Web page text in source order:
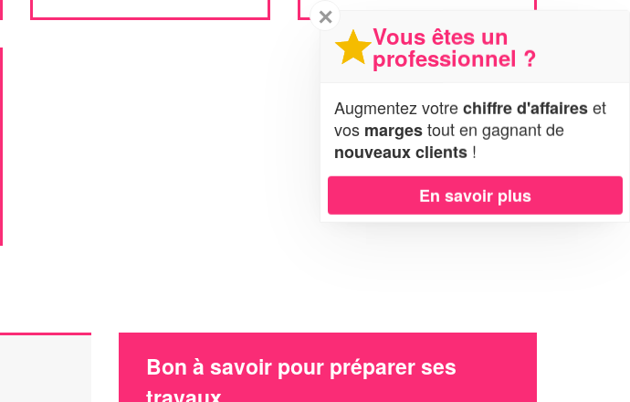
Bon à savoir pour préparer ses
✕
Vous êtes un
professionnel ?
Augmentez votrechiffre d'affaireset
vos margestout en gagnant de
nouveaux clients !
En savoir plus